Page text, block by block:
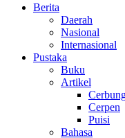
Berita
Daerah
Nasional
Internasional
Pustaka
Buku
Artikel
Cerpen
Puisi
Bahasa